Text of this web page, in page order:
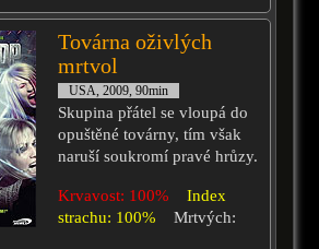
Továrna oživlých
mrtvol
USA, 2009, 90min
Skupina přátel se vloupá do
opuštěné továrny, tím však
naruší soukromí pravé hrůzy.
Krvavost: 100%
Index
strachu: 100%
Mrtvých: